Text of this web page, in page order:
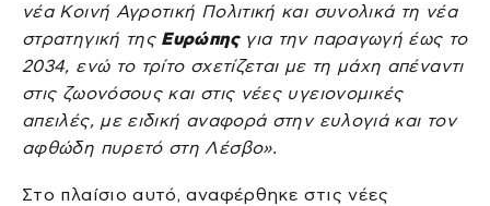
νέα Κοινή Αγροτική Πολιτική και συνολικά τη νέα
στρατηγική της Ευρώπηςγια την παραγωγή έως το
2034, ενώ το τρίτο σχετίζεται με τη μάχη απέναντι
στις ζωονόσους και στις νέες υγειονομικές
απειλές, με ειδική αναφορά στην ευλογιά και τον
αφθώδη πυρετό στη Λέσβο».
Στο πλαίσιο αυτό, αναφέρθηκε στις νέες